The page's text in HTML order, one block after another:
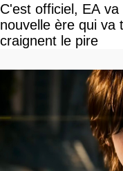
C'est officiel, EA
nouvelle ère qui va
craignent le pire